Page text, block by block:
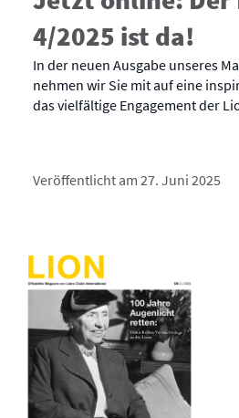
4/2025 ist da!
In der neuen Ausgabe unseres
nehmen wir Sie mit auf eine
das vielfältige Engagement der
Veröffentlicht am 27. Juni 2025